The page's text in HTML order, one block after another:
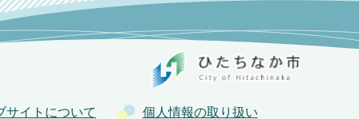
サイトについて 個人情報の取り扱い